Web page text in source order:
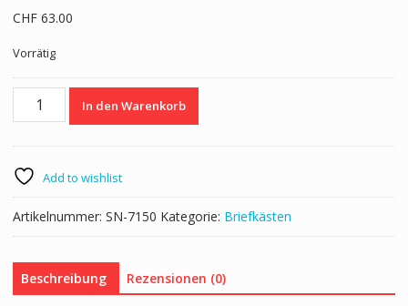
CHF63.00
Vorrätig
Briefkasten
cm
Menge
In den Warenkorb
Add to wishlist
Artikelnummer: SN-7150 Kategorie: Briefkästen
Beschreibung Rezensionen (0)